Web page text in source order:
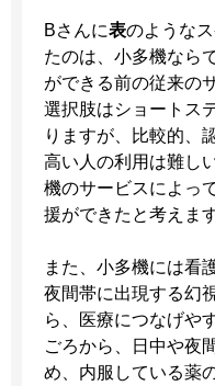
Bさんに表のような
たのは、小多機なら
ができる前の従来の
選択肢はショートス
りますが、比較的、
高い人の利用は難し
機のサービスによっ
援ができたと考えます
また、小多機には看
夜間帯に出現する幻
ら、医療につなげや
ごろから、日中や夜
め、内服している薬